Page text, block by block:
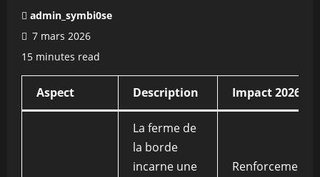
admin_symbi0se
7 mars 2026
15 minutes read
Aspect Description Impact 2026
La ferme de
la borde
incarne une
Renforcement